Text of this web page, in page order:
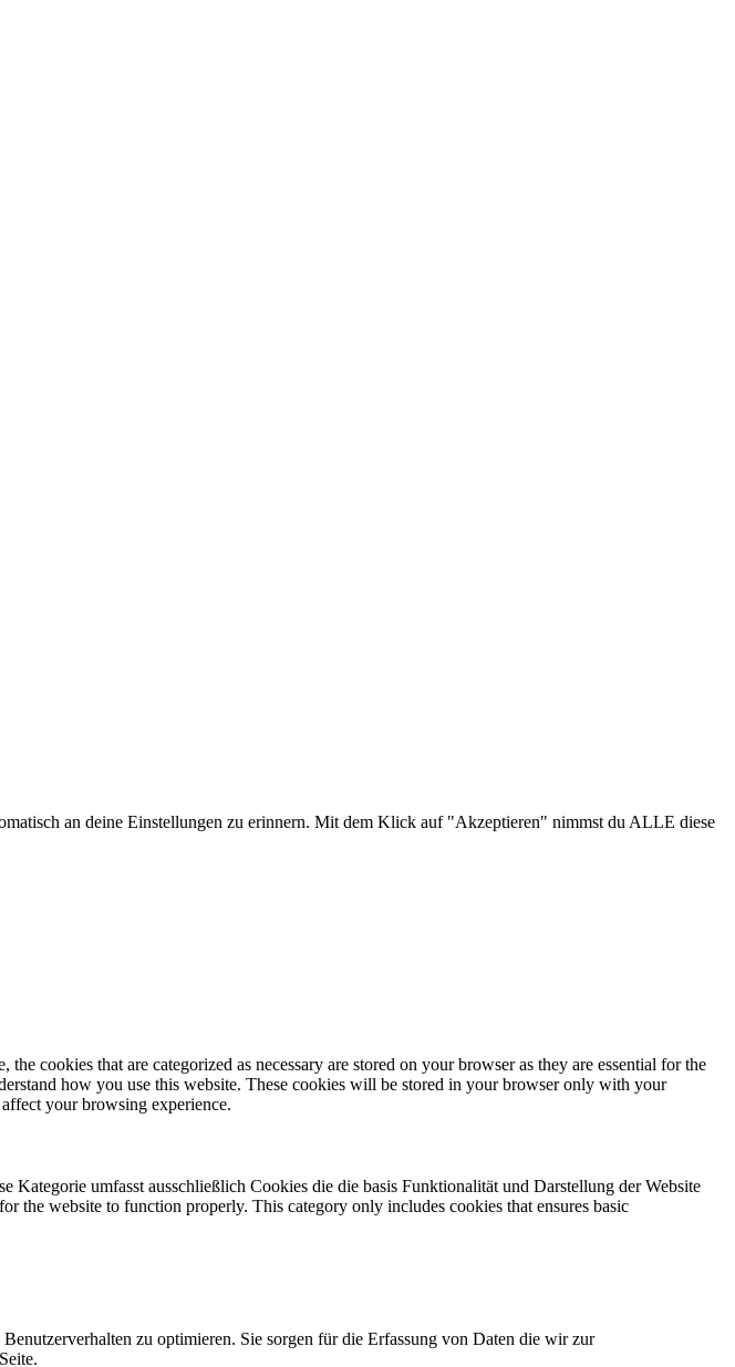
an deine Einstellungen zu erinnern. Mit dem Klick auf "Akzeptieren" nimmst du ALLE diese
cookies that are categorized as necessary are stored on your browser as they are essential for the
how you use this website. These cookies will be stored in your browser only with your
your browsing experience.
umfasst ausschließlich Cookies die die basis Funktionalität und Darstellung der Website
the website to function properly. This category only includes cookies that ensures basic
zu optimieren. Sie sorgen für die Erfassung von Daten die wir zur